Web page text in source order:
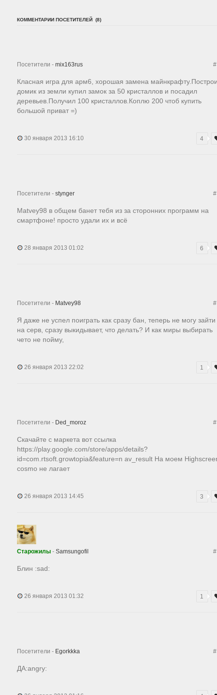
КОММЕНТАРИИ ПОСЕТИТЕЛЕЙ (8)
Посетители - mix163rus
Класная игра для арм6, хорошая замена
домик из земли купил замок за 50 кристаллов и посадил
деревьев.Получил 100 кристаллов.Коплю 200 чтоб купить
большой приват =)
30 января 2013 16:10 4
Посетители - stynger
Matvey98 в общем банет тебя из за сторонних программ на
смартфоне! просто удали их и всё
28 января 2013 01:02 6
Посетители - Matvey98
Я даже не успел поиграть как сразу бан, теперь не могу зайти
на серв, сразу выкидывает, что делать? И как миры выбирать
чето не пойму,
26 января 2013 22:02 1
Посетители - Ded_moroz
Скачайте с маркета вот ссылка
https://play.google.com/store/apps/details?
id=com.rtsoft.growtopia&feature=n av_result На моем
cosmo не лагает
26 января 2013 14:45 3
Старожилы - Samsungofil
Блин :sad:
26 января 2013 01:32 1
Посетители - Egorkkka
ДА:angry: